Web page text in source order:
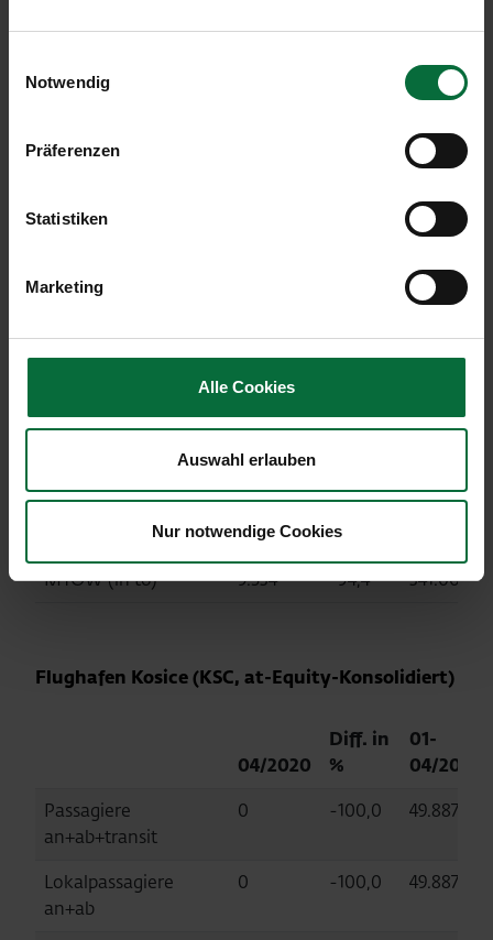
Notwendig
Präferenzen
Statistiken
Marketing
Alle Cookies
Auswahl erlauben
Nur notwendige Cookies
Malta Airport (MLA, vollkonsolidiert)
01-
04/2020
an+ab+transit
1.011.421
Lokalpassagiere
2.318 -99,6 1.003.877
Transferpassagiere
0 -100,0 7.366
Bewegungen an+ab 259 -94,3
8.726
Cargo an+ab (in to)
1.162 -12,9
MTOW (in to)
9.534 -94,4 341.004
Flughafen Kosice (KSC, at-Equity-Konsolidiert)
04/2020
Diff. in
%
01-
04/2020
Passagiere
an+ab+transit
0 -100,0 49.887
Lokalpassagiere
an+ab
0 -100,0 49.887